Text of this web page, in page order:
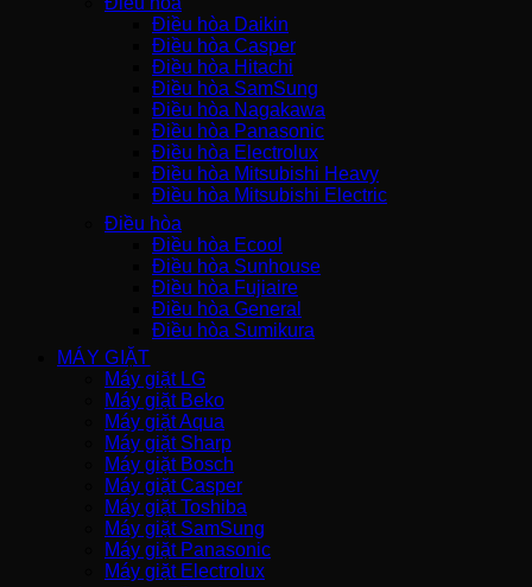
Điều hòa Daikin
Điều hòa Casper
Điều hòa Hitachi
Điều hòa SamSung
Điều hòa Nagakawa
Điều hòa Panasonic
Điều hòa Electrolux
Điều hòa Mitsubishi Heavy
Điều hòa Mitsubishi Electric
Điều hòa
Điều hòa Ecool
Điều hòa Sunhouse
Điều hòa Fujiaire
Điều hòa General
Điều hòa Sumikura
MÁY GIẶT
Máy giặt LG
Máy giặt Beko
Máy giặt Aqua
Máy giặt Sharp
Máy giặt Bosch
Máy giặt Casper
Máy giặt Toshiba
Máy giặt SamSung
Máy giặt Panasonic
Máy giặt Electrolux